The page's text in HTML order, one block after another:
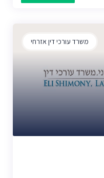
משרד עורכי דין אזרחי